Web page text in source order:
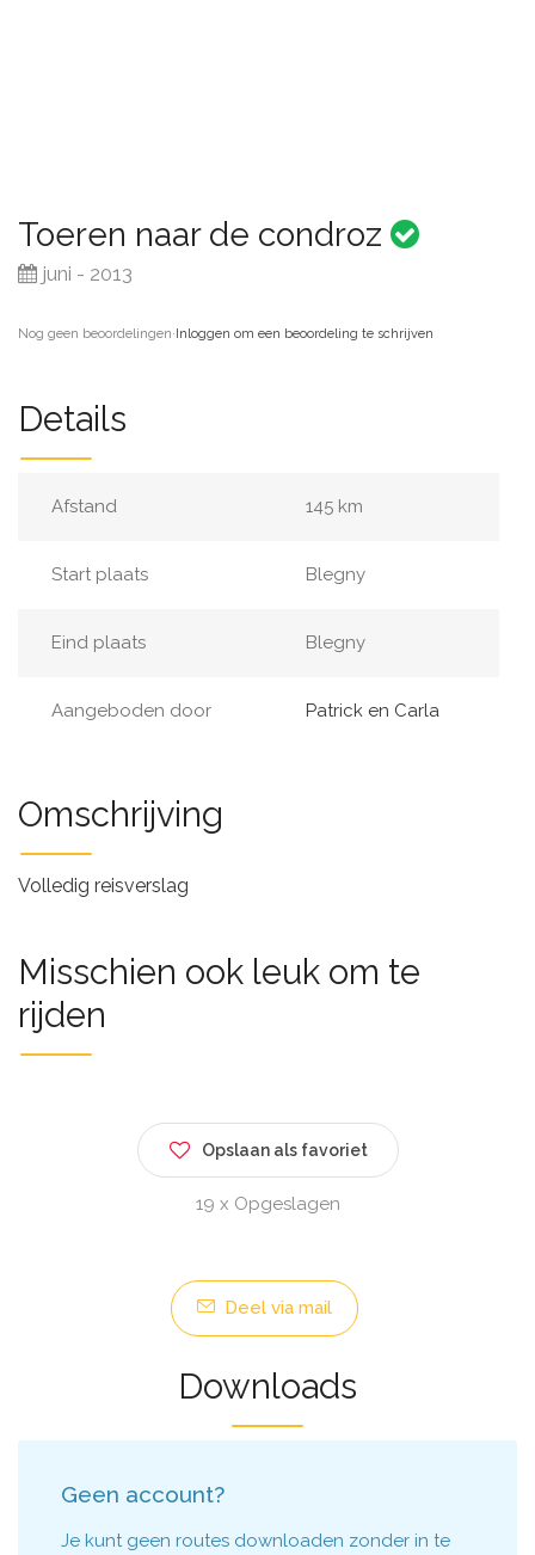
Toeren naar de condroz
juni - 2013
Nog geen beoordelingen·Inloggen om een beoordeling te schrijven
Details
Afstand 145 km
Start plaats Blegny
Eind plaats Blegny
Aangeboden door Patrick en Carla
Omschrijving
Volledig reisverslag
Misschien ook leuk om te
rijden
Opslaan als favoriet
19 x Opgeslagen
Deel via mail
Downloads
Geen account?
Je kunt geen routes downloaden zonder in te